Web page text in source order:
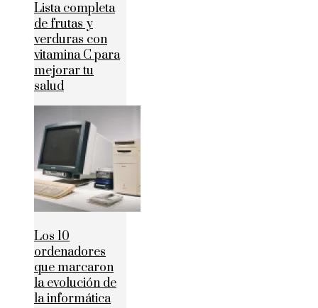
Lista completa
de frutas y
verduras con
vitamina C para
mejorar tu
salud
Los 10
ordenadores
que marcaron
la evolución de
la informática